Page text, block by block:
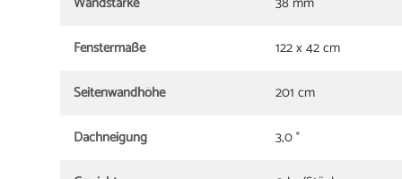
Fenstermaße
122 x 42 cm
Seitenwandhöhe
201 cm
Dachneigung
3,0 °